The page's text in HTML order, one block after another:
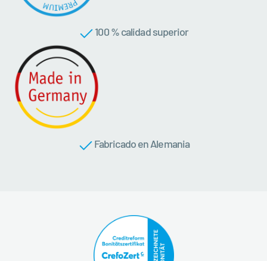
100 % calidad superior
Fabricado en Alemania